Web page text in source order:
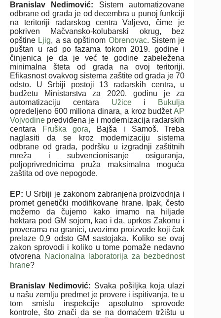
Branislav Nedimović: Sistem automatizovane
odbrane od grada je od decembra u punoj funkciji
na teritoriji radarskog centra Valjevo, čime je
pokriven Mačvansko-kolubarski okrug, bez
opštine Ljig, a sa opštinom Obrenovac. Sistem je
puštan u rad po fazama tokom 2019. godine i
činjenica je da je već te godine zabeležena
minimalna šteta od grada na ovoj teritoriji.
Efikasnost ovakvog sistema zaštite od grada je 70
odsto. U Srbiji postoji 13 radarskih centra, u
budžetu Ministarstva za 2020. godinu je za
automatizaciju centara Užice i
Bukulja
opredeljeno 600 miliona dinara, a kroz budžetAP
Vojvodine predviđena je i modernizacija radarskih
centara
Fruška gora, Bajša i Samoš. Treba
naglasiti da se kroz modernizaciju sistema
odbrane od grada, podršku u izgradnji zaštitnih
mreža i subvencionisanje osiguranja,
poljoprivrednicima pruža maksimalna moguća
zaštita od ove nepogode.
EP: U Srbiji je zakonom zabranjena proizvodnja i
promet genetički modifikovane hrane. Ipak, često
možemo da čujemo kako imamo na hiljade
hektara pod GM sojom, kao i da, uprkos Zakonu i
proverama na granici, uvozimo proizvode koji čak
prelaze 0,9 odsto GM sastojaka. Koliko se ovaj
zakon sprovodi i koliko u tome pomaže nedavno
otvorena
Nacionalna laboratorija za bezbednost
hrane?
Branislav Nedimović: Svaka pošiljka koja ulazi
u našu zemlju predmet je provere i ispitivanja, te u
tom smislu inspekcije apsolutno sprovode
kontrole, što znači da se na domaćem tržištu u